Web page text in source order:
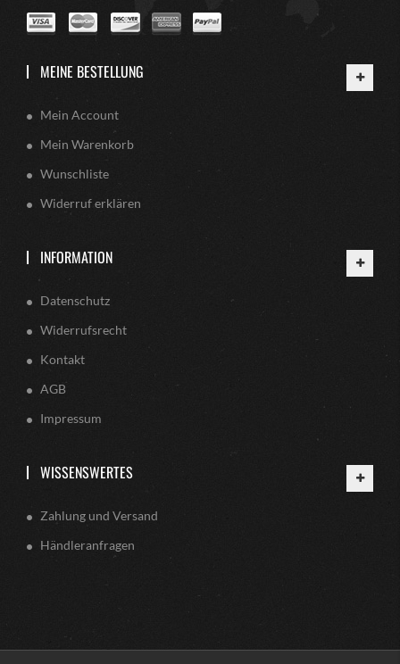
MEINE BESTELLUNG
Mein Account
Mein Warenkorb
Wunschliste
Widerruf erklären
INFORMATION
Datenschutz
Widerrufsrecht
Kontakt
AGB
Impressum
WISSENSWERTES
Zahlung und Versand
Händleranfragen